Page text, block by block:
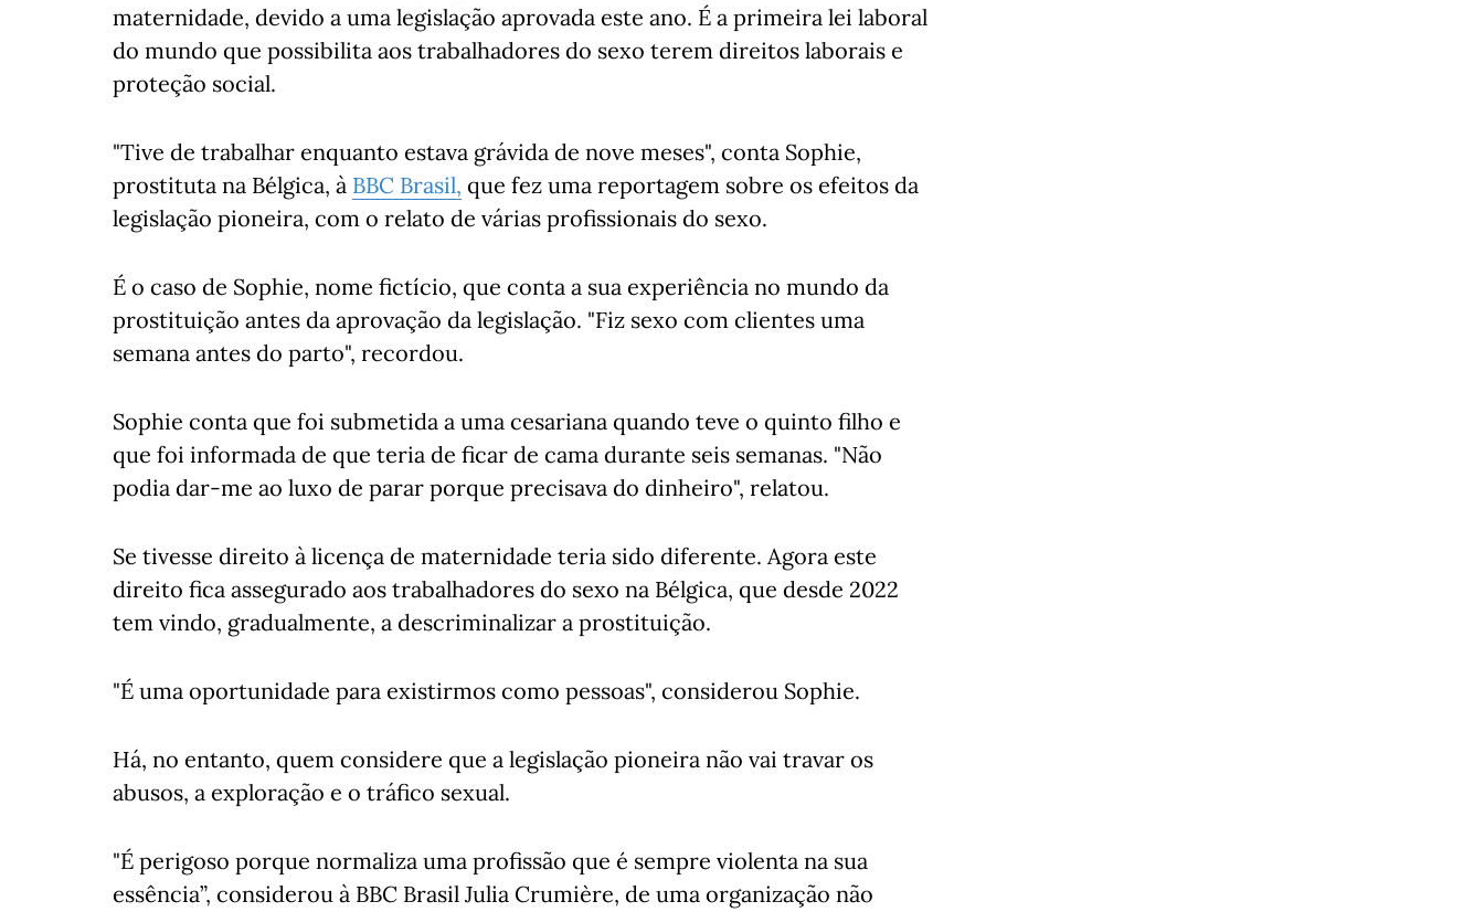
maternidade, devido a uma legislação aprovada este ano. É a primeira lei laboral
do mundo que possibilita aos trabalhadores do sexo terem direitos laborais e
proteção social.
"Tive de trabalhar enquanto estava grávida de nove meses", conta Sophie,
prostituta na Bélgica, à BBC Brasil, que fez uma reportagem sobre os efeitos da
legislação pioneira, com o relato de várias profissionais do sexo.
É o caso de Sophie, nome fictício, que conta a sua experiência no mundo da
prostituição antes da aprovação da legislação. "Fiz sexo com clientes uma
semana antes do parto", recordou.
Sophie conta que foi submetida a uma cesariana quando teve o quinto filho e
que foi informada de que teria de ficar de cama durante seis semanas. "Não
podia dar-me ao luxo de parar porque precisava do dinheiro", relatou.
Se tivesse direito à licença de maternidade teria sido diferente. Agora este
direito fica assegurado aos trabalhadores do sexo na Bélgica, que desde 2022
tem vindo, gradualmente, a descriminalizar a prostituição.
"É uma oportunidade para existirmos como pessoas", considerou Sophie.
Há, no entanto, quem considere que a legislação pioneira não vai travar os
abusos, a exploração e o tráfico sexual.
"É perigoso porque normaliza uma profissão que é sempre violenta na sua
essência”, considerou à BBC Brasil Julia Crumière, de uma organização não